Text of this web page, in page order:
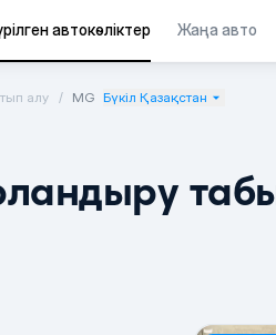
автокөліктер Жаңа авто
алу MG Бүкіл Қазақстан